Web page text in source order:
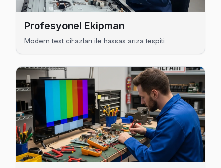
Profesyonel Ekipman
Modern test cihazları ile hassas arıza tespiti